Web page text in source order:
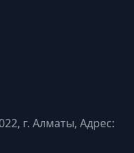
г. Алматы, Адрес: